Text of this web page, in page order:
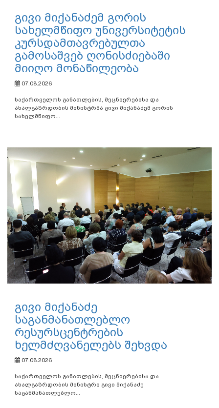
გივი მიქანაძემ გორის
სახელმწიფო უნივერსიტეტის
კურსდამთავრებულთა
გამოსაშვებ ღონისძიებაში
მიიღო მონაწილეობა
07.08.2026
საქართველოს განათლების, მეცნიერებისა და
ახალგაზრდობის მინისტრმა გივი მიქანაძემ გორის
სახელმწიფო...
გივი მიქანაძე
საგანმანათლებლო
რესურსცენტრების
ხელმძღვანელებს შეხვდა
07.08.2026
საქართველოს განათლების, მეცნიერებისა და
ახალგაზრდობის მინისტრი გივი მიქანაძე
საგანმანათლებლო...